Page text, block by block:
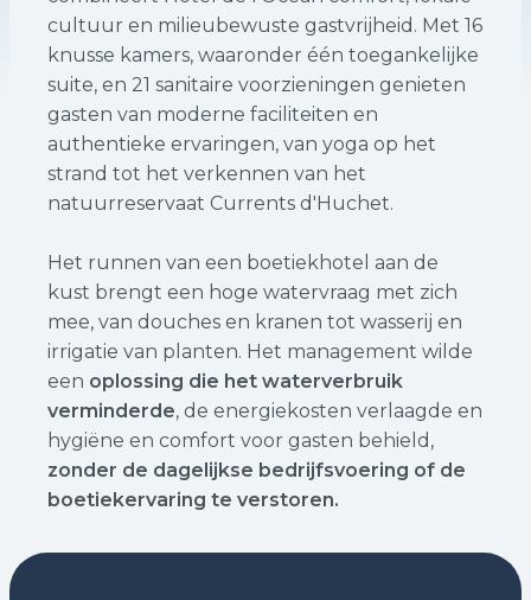
cultuur en milieubewuste gastvrijheid. Met 16
knusse kamers, waaronder één toegankelijke
suite, en 21 sanitaire voorzieningen genieten
gasten van moderne faciliteiten en
authentieke ervaringen, van yoga op het
strand tot het verkennen van het
natuurreservaat Currents d'Huchet.
Het runnen van een boetiekhotel aan de
kust brengt een hoge watervraag met zich
mee, van douches en kranen tot wasserij en
irrigatie van planten. Het management wilde
een oplossing die het waterverbruik
verminderde, de energiekosten verlaagde en
hygiëne en comfort voor gasten behield,
zonder de dagelijkse bedrijfsvoering of de
boetiekervaring te verstoren.